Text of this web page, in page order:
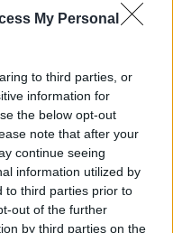
My Personal
to third parties, or
information for
the below opt-out
note that after your
continue seeing
information utilized by
to third parties prior to
out of the further
by third parties on the
#stroke#rákbetegség